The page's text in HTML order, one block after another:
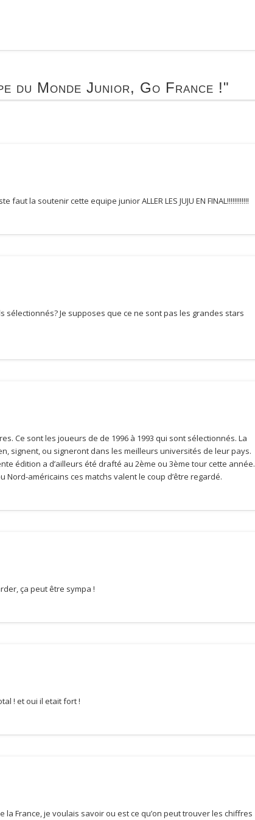
du Monde Junior, Go France !"
la soutenir cette equipe junior ALLER LES JUJU EN FINAL!!!!!!!!!!!!
sélectionnés? Je supposes que ce ne sont pas les grandes stars
Ce sont les joueurs de de 1996 à 1993 qui sont sélectionnés. La
signent, ou signeront dans les meilleurs universités de leur pays.
édition a d’ailleurs été drafté au 2ème ou 3ème tour cette année.
Nord-américains ces matchs valent le coup d’être regardé.
ça peut être sympa !
! et oui il etait fort !
la France, je voulais savoir ou est ce qu’on peut trouver les chiffres